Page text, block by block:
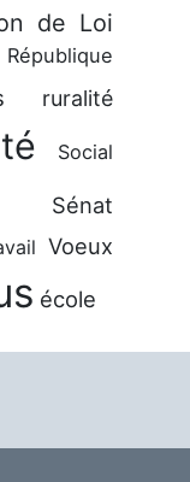
de Loi
ruralité
Social
Sénat
Voeux
école